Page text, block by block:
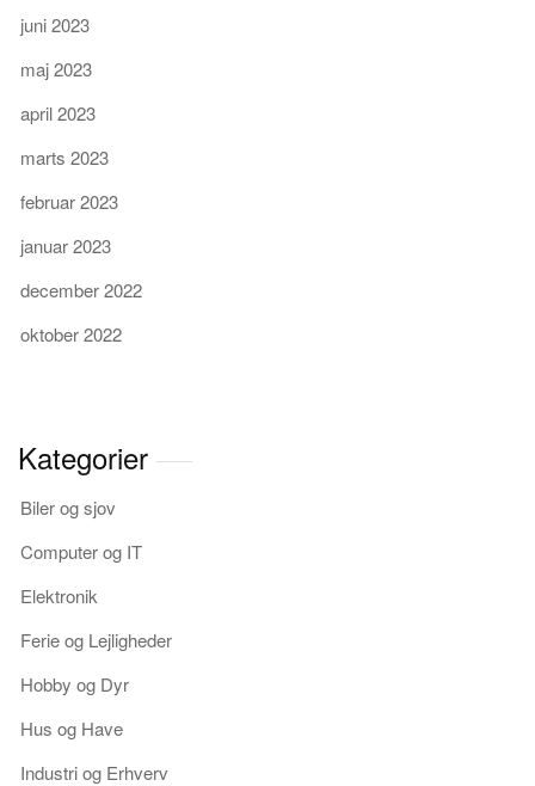
juni 2023
maj 2023
april 2023
marts 2023
februar 2023
januar 2023
december 2022
oktober 2022
Kategorier
Biler og sjov
Computer og IT
Elektronik
Ferie og Lejligheder
Hobby og Dyr
Hus og Have
Industri og Erhverv